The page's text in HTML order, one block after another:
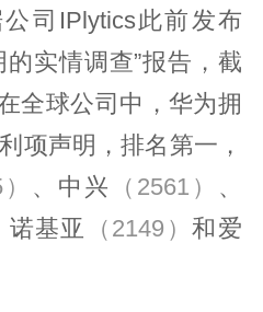
司IPlytics此前发布
实情调查”报告，截
全球公司中，华为拥
项声明，排名第一，
、中兴 （2561） 、
诺基亚 （2149）和爱